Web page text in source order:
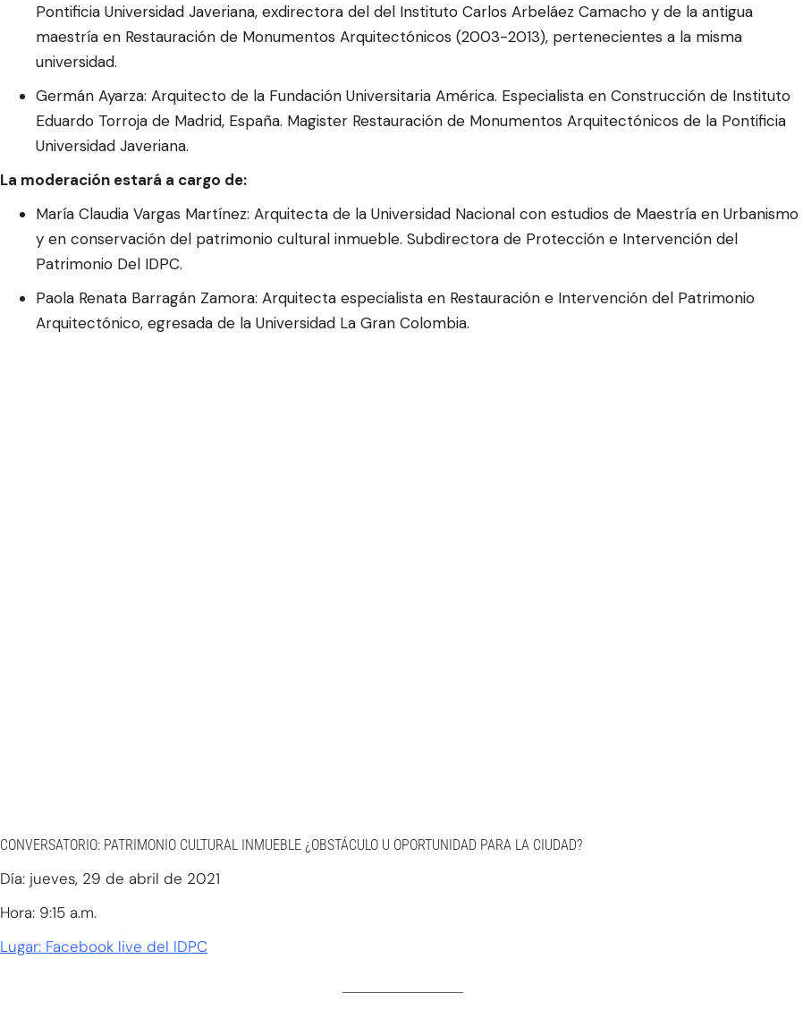
Pontificia Universidad Javeriana, exdirectora del del Instituto Carlos Arbeláez Camacho y de la antigua
maestría en Restauración de Monumentos Arquitectónicos (2003-2013), pertenecientes a la misma
universidad.
Germán Ayarza: Arquitecto de la Fundación Universitaria América. Especialista en Construcción de Instituto
Eduardo Torroja de Madrid, España. Magister Restauración de Monumentos Arquitectónicos de la Pontificia
Universidad Javeriana.
La moderación estará a cargo de:
María Claudia Vargas Martínez: Arquitecta de la Universidad Nacional con estudios de Maestría en Urbanismo
y en conservación del patrimonio cultural inmueble. Subdirectora de Protección e Intervención del
Patrimonio Del IDPC.
Paola Renata Barragán Zamora: Arquitecta especialista en Restauración e Intervención del Patrimonio
Arquitectónico, egresada de la Universidad La Gran Colombia.
CONVERSATORIO: PATRIMONIO CULTURAL INMUEBLE ¿OBSTÁCULO U OPORTUNIDAD PARA LA CIUDAD?
Día: jueves, 29 de abril de 2021
Hora: 9:15 a.m.
Lugar: Facebook live del IDPC